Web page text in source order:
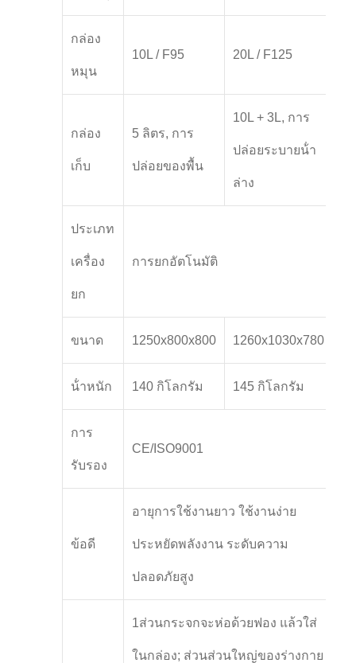
กล่อง
หมุน
10L / F95 20L / F125
กล่อง
เก็บ
5 ลิตร, การ
ปล่อยของพื้น
10L + 3L, การ
ปล่อยระบายน้ํา
ล่าง
ประเภท
เครื่อง
ยก
การยกอัตโนมัติ
ขนาด 1250x800x800 1260x1030x780
น้ําหนัก 140 กิโลกรัม 145 กิโลกรัม
การ
รับรอง
CE/ISO9001
ข้อดี
อายุการใช้งานยาว ใช้งานง่าย
ประหยัดพลังงาน ระดับความ
ปลอดภัยสูง
1ส่วนกระจกจะห่อด้วยฟอง แล้วใส่
ในกล่อง; ส่วนส่วนใหญ่ของร่างกาย